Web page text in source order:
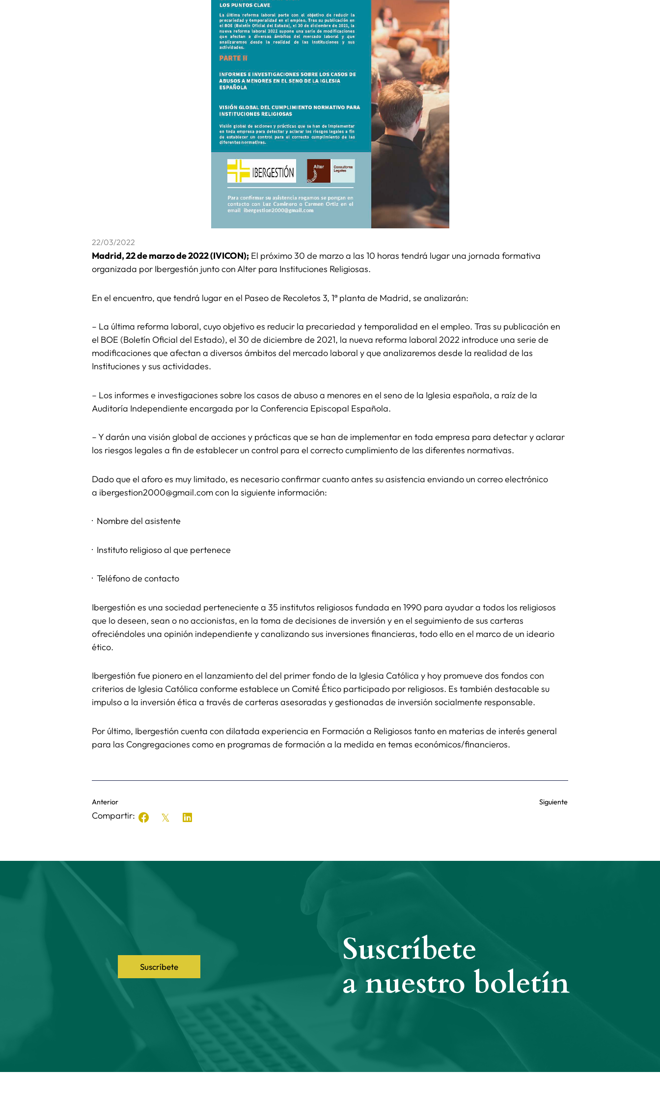
22/03/2022
Madrid, 22 de marzo de 2022 (IVICON); El próximo 30 de marzo a las 10 horas tendrá lugar una jornada formativa
organizada por Ibergestión junto con Alter para Instituciones Religiosas.
En el encuentro, que tendrá lugar en el Paseo de Recoletos 3, 1ª planta de Madrid, se analizarán:
– La última reforma laboral, cuyo objetivo es reducir la precariedad y temporalidad en el empleo. Tras su publicación en
el BOE (Boletín Oficial del Estado), el 30 de diciembre de 2021, la nueva reforma laboral 2022 introduce una serie de
modificaciones que afectan a diversos ámbitos del mercado laboral y que analizaremos desde la realidad de las
Instituciones y sus actividades.
– Los informes e investigaciones sobre los casos de abuso a menores en el seno de la Iglesia española, a raíz de la
Auditoría Independiente encargada por la Conferencia Episcopal Española.
– Y darán una visión global de acciones y prácticas que se han de implementar en toda empresa para detectar y aclarar
los riesgos legales a fin de establecer un control para el correcto cumplimiento de las diferentes normativas.
Dado que el aforo es muy limitado, es necesario confirmar cuanto antes su asistencia enviando un correo electrónico
a ibergestion2000@gmail.com con la siguiente información:
· Nombre del asistente
· Instituto religioso al que pertenece
· Teléfono de contacto
Ibergestión es una sociedad perteneciente a 35 institutos religiosos fundada en 1990 para ayudar a todos los religiosos
que lo deseen, sean o no accionistas, en la toma de decisiones de inversión y en el seguimiento de sus carteras
ofreciéndoles una opinión independiente y canalizando sus inversiones financieras, todo ello en el marco de un ideario
ético.
Ibergestión fue pionero en el lanzamiento del del primer fondo de la Iglesia Católica y hoy promueve dos fondos con
criterios de Iglesia Católica conforme establece un Comité Ético participado por religiosos. Es también destacable su
impulso a la inversión ética a través de carteras asesoradas y gestionadas de inversión socialmente responsable.
Por último, Ibergestión cuenta con dilatada experiencia en Formación a Religiosos tanto en materias de interés general
para las Congregaciones como en programas de formación a la medida en temas económicos/financieros.
Anterior Siguiente
Compartir:
Suscríbete
Suscríbete
a nuestro boletín